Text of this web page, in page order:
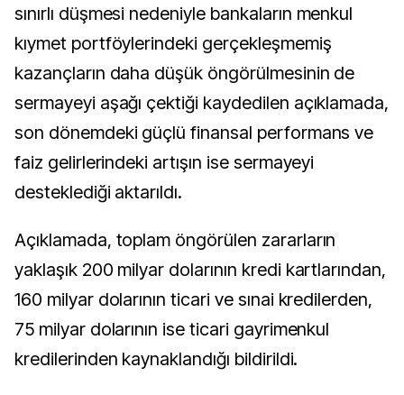
sınırlı düşmesi nedeniyle bankaların menkul
kıymet portföylerindeki gerçekleşmemiş
kazançların daha düşük öngörülmesinin de
sermayeyi aşağı çektiği kaydedilen açıklamada,
son dönemdeki güçlü finansal performans ve
faiz gelirlerindeki artışın ise sermayeyi
desteklediği aktarıldı.
Açıklamada, toplam öngörülen zararların
yaklaşık 200 milyar dolarının kredi kartlarından,
160 milyar dolarının ticari ve sınai kredilerden,
75 milyar dolarının ise ticari gayrimenkul
kredilerinden kaynaklandığı bildirildi.